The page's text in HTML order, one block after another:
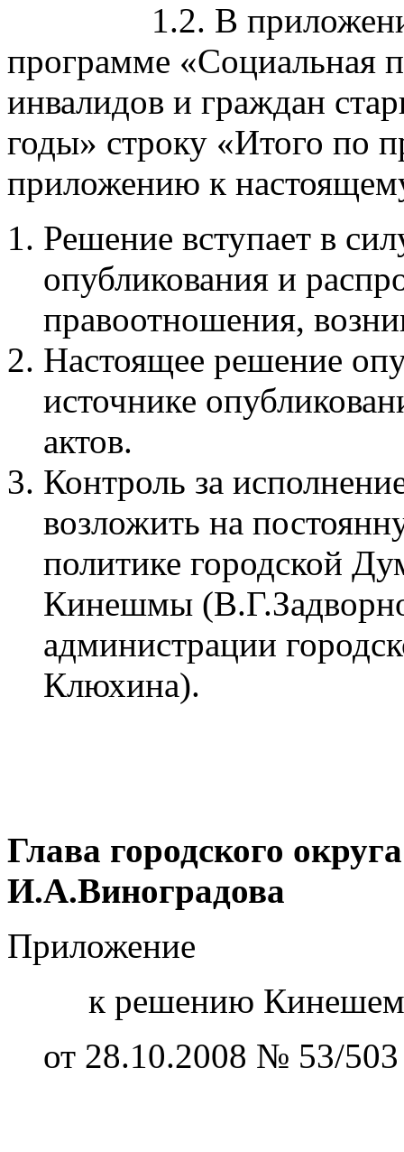
1.2. В приложении к
программе «Социальная
инвалидов и граждан
годы» строку «Итого по
приложению к
Решение вступает в
опубликования и
правоотношения,
Настоящее решение
источнике
актов.
Контроль за
возложить на
политике городской
Кинешмы
администрации
Клюхина).
Глава
И.А.Виноградова
Приложение
к решению
от 28.10.2008 № 53/503